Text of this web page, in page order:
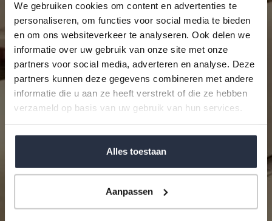
We gebruiken cookies om content en advertenties te
personaliseren, om functies voor social media te bieden
en om ons websiteverkeer te analyseren. Ook delen we
informatie over uw gebruik van onze site met onze
partners voor social media, adverteren en analyse. Deze
partners kunnen deze gegevens combineren met andere
informatie die u aan ze heeft verstrekt of die ze hebben
verzameld op basis van uw gebruik van hun services.
Alles toestaan
Aanpassen
Ik ga akkoord met het Privacybeleid van World
Wide Properties Andalucía S.L.